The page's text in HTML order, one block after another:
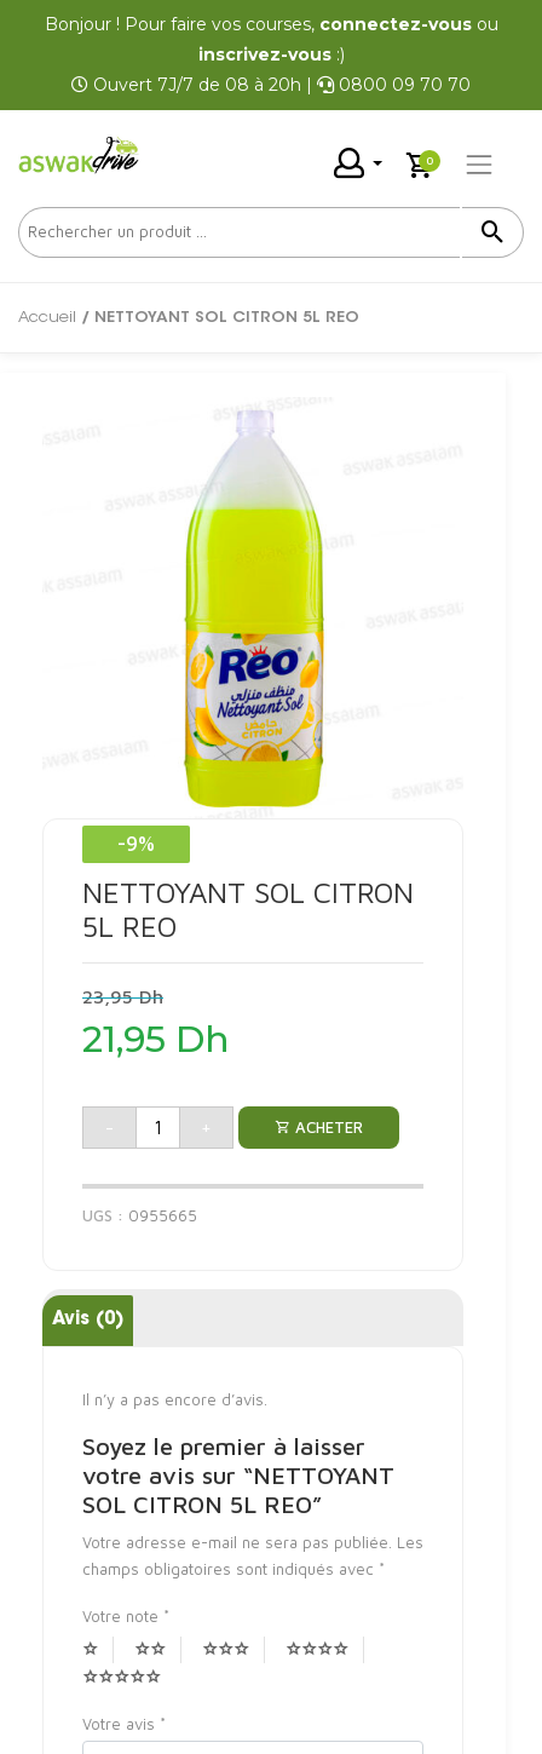
Bonjour ! Pour faire vos courses, connectez-vousou
inscrivez-vous:)
Ouvert 7J/7 de 08 à 20h |
0800 09 70 70
0
Accueil / NETTOYANT SOL CITRON 5L REO
-9%
NETTOYANT SOL CITRON
5L REO
23,95DhLe
prix
initial
23,95 Dh.
21,95 Dh
prix
actuel
est :
21,95 Dh.
- + ACHETER
UGS : 0955665
Avis (0)
Il n’y a pas encore d’avis.
Soyez le premier à laisser
votre avis sur “NETTOYANT
SOL CITRON 5L REO”
Votre adresse e-mail ne sera pas publiée. Les
champs obligatoires sont indiqués avec *
Votre note *
Votre avis *